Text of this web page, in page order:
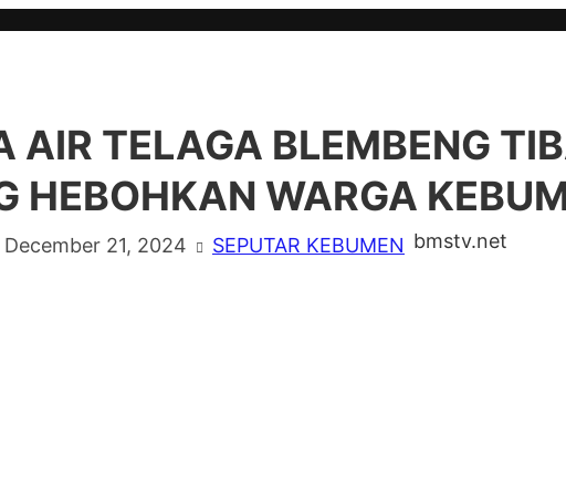
AIR TELAGA BLEMBENG
HEBOHKAN WARGA
December 21, 2024 SEPUTAR KEBUMEN bmstv.net